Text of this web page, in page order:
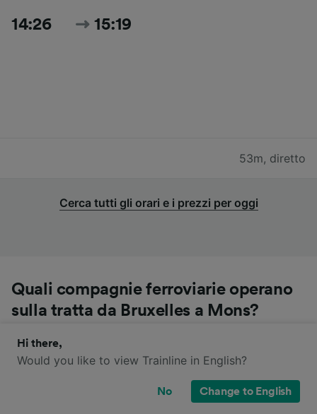
14:26 15:19
53m, diretto
Cerca tutti gli orari e i prezzi per oggi
Quali compagnie ferroviarie operano
sulla tratta da Bruxelles a Mons?
Puoi viaggiare da Bruxelles a Mons con i treni SNCB.
Attenzione: è possibile che la tratta sia servita da
diversi operatori e che siano previsti cambi. Controlla
se il tuo tragitto prevede o meno un cambio prima di
Hi there,
Would you like to view Trainline in English?
No Change to English